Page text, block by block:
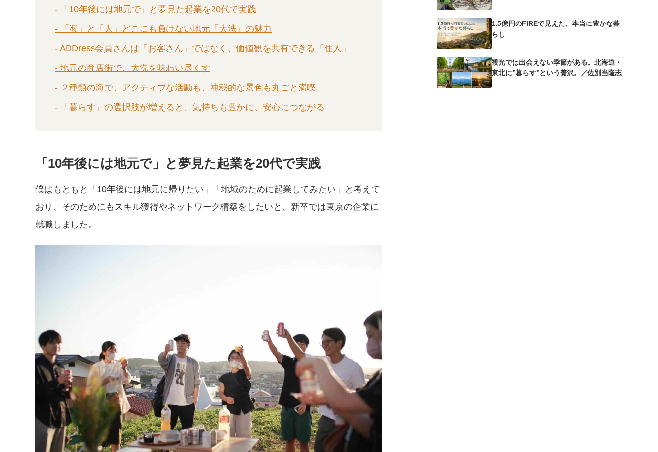
- 「10年後には地元で」と夢見た起業を20代で実践
- 「海」と「人」どこにも負けない地元「大洗」の魅力
- ADDress会員さんは「お客さん」ではなく、価値観を共有できる「住人」
- 地元の商店街で、大洗を味わい尽くす
- ２種類の海で、アクティブな活動も、神秘的な景色も丸ごと満喫
- 「暮らす」の選択肢が増えると、気持ちも豊かに、安心につながる
「10年後には地元で」と夢見た起業を20代で実践
僕はもともと「10年後には地元に帰りたい」「地域のために起業してみたい」と考えて
おり、そのためにもスキル獲得やネットワーク構築をしたいと、新卒では東京の企業に
就職しました。
1.5億円のFIREで見えた、本当に豊かな暮
らし
観光では出会えない季節がある。北海道・
東北に”暮らす”という贅沢。／佐別当隆志